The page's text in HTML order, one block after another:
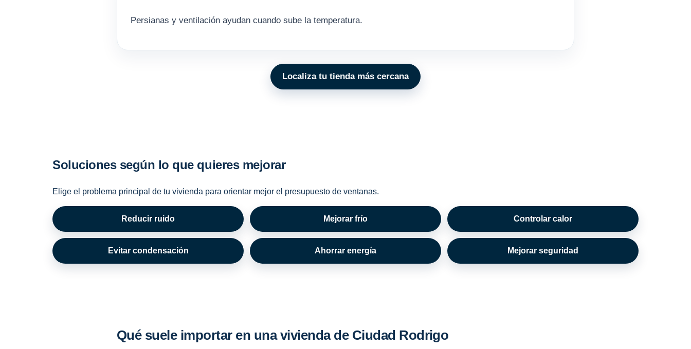
Persianas y ventilación ayudan cuando sube la temperatura.
Localiza tu tienda más cercana
Soluciones según lo que quieres mejorar
Elige el problema principal de tu vivienda para orientar mejor el presupuesto de ventanas.
Reducir ruido Mejorar frío Controlar calor
Evitar condensación Ahorrar energía Mejorar seguridad
Qué suele importar en una vivienda de Ciudad Rodrigo